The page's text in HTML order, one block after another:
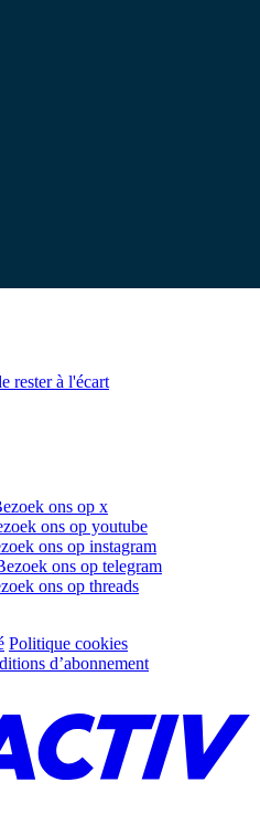
rester à l'écart
ons op x
ons op youtube
ons op instagram
ons op telegram
ons op threads
Politique cookies
d’abonnement